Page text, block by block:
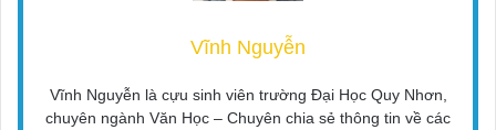
Vĩnh Nguyễn
Vĩnh Nguyễn là cựu sinh viên trường Đại Học Quy Nhơn,
chuyên ngành Văn Học – Chuyên chia sẻ thông tin về các